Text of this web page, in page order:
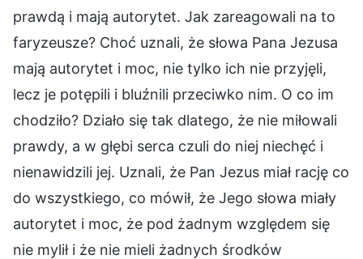
prawdą i mają autorytet. Jak zareagowali na to
faryzeusze? Choć uznali, że słowa Pana Jezusa
mają autorytet i moc, nie tylko ich nie przyjęli,
lecz je potępili i bluźnili przeciwko nim. O co im
chodziło? Działo się tak dlatego, że nie miłowali
prawdy, a w głębi serca czuli do niej niechęć i
nienawidzili jej. Uznali, że Pan Jezus miał rację co
do wszystkiego, co mówił, że Jego słowa miały
autorytet i moc, że pod żadnym względem się
nie mylił i że nie mieli żadnych środków